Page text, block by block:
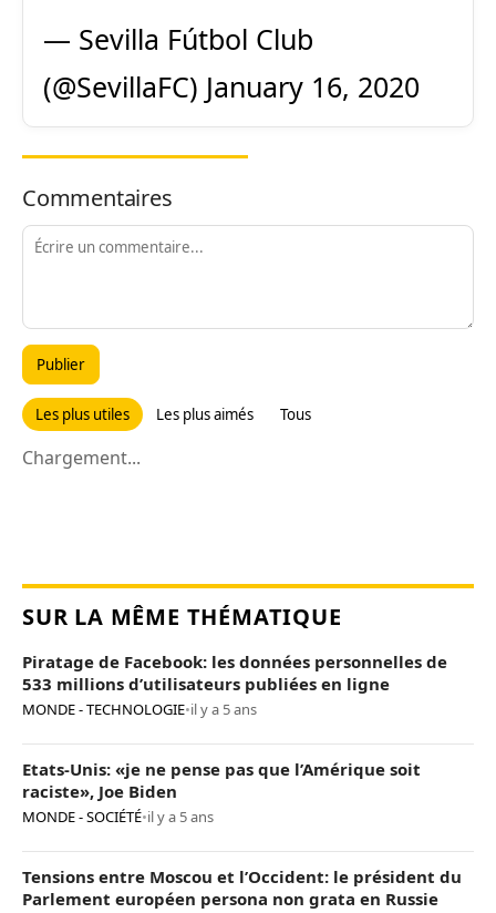
— Sevilla Fútbol Club
(@SevillaFC) January 16, 2020
Commentaires
Publier
Les plus utiles Les plus aimés Tous
Chargement...
SUR LA MÊME THÉMATIQUE
Piratage de Facebook: les données personnelles de
533 millions d’utilisateurs publiées en ligne
MONDE - TECHNOLOGIE•il y a 5 ans
Etats-Unis: «je ne pense pas que l’Amérique soit
raciste», Joe Biden
MONDE - SOCIÉTÉ•il y a 5 ans
Tensions entre Moscou et l’Occident: le président du
Parlement européen persona non grata en Russie